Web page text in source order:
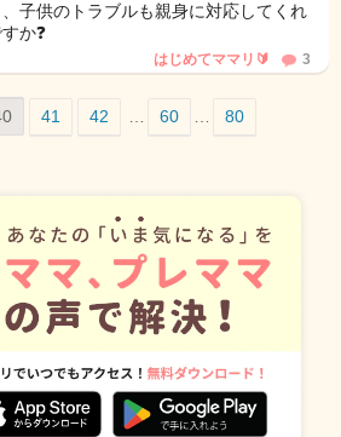
子供のトラブルも親身に対応してくれ
か❓
はじめてママリ🔰 3
41 42 60 80